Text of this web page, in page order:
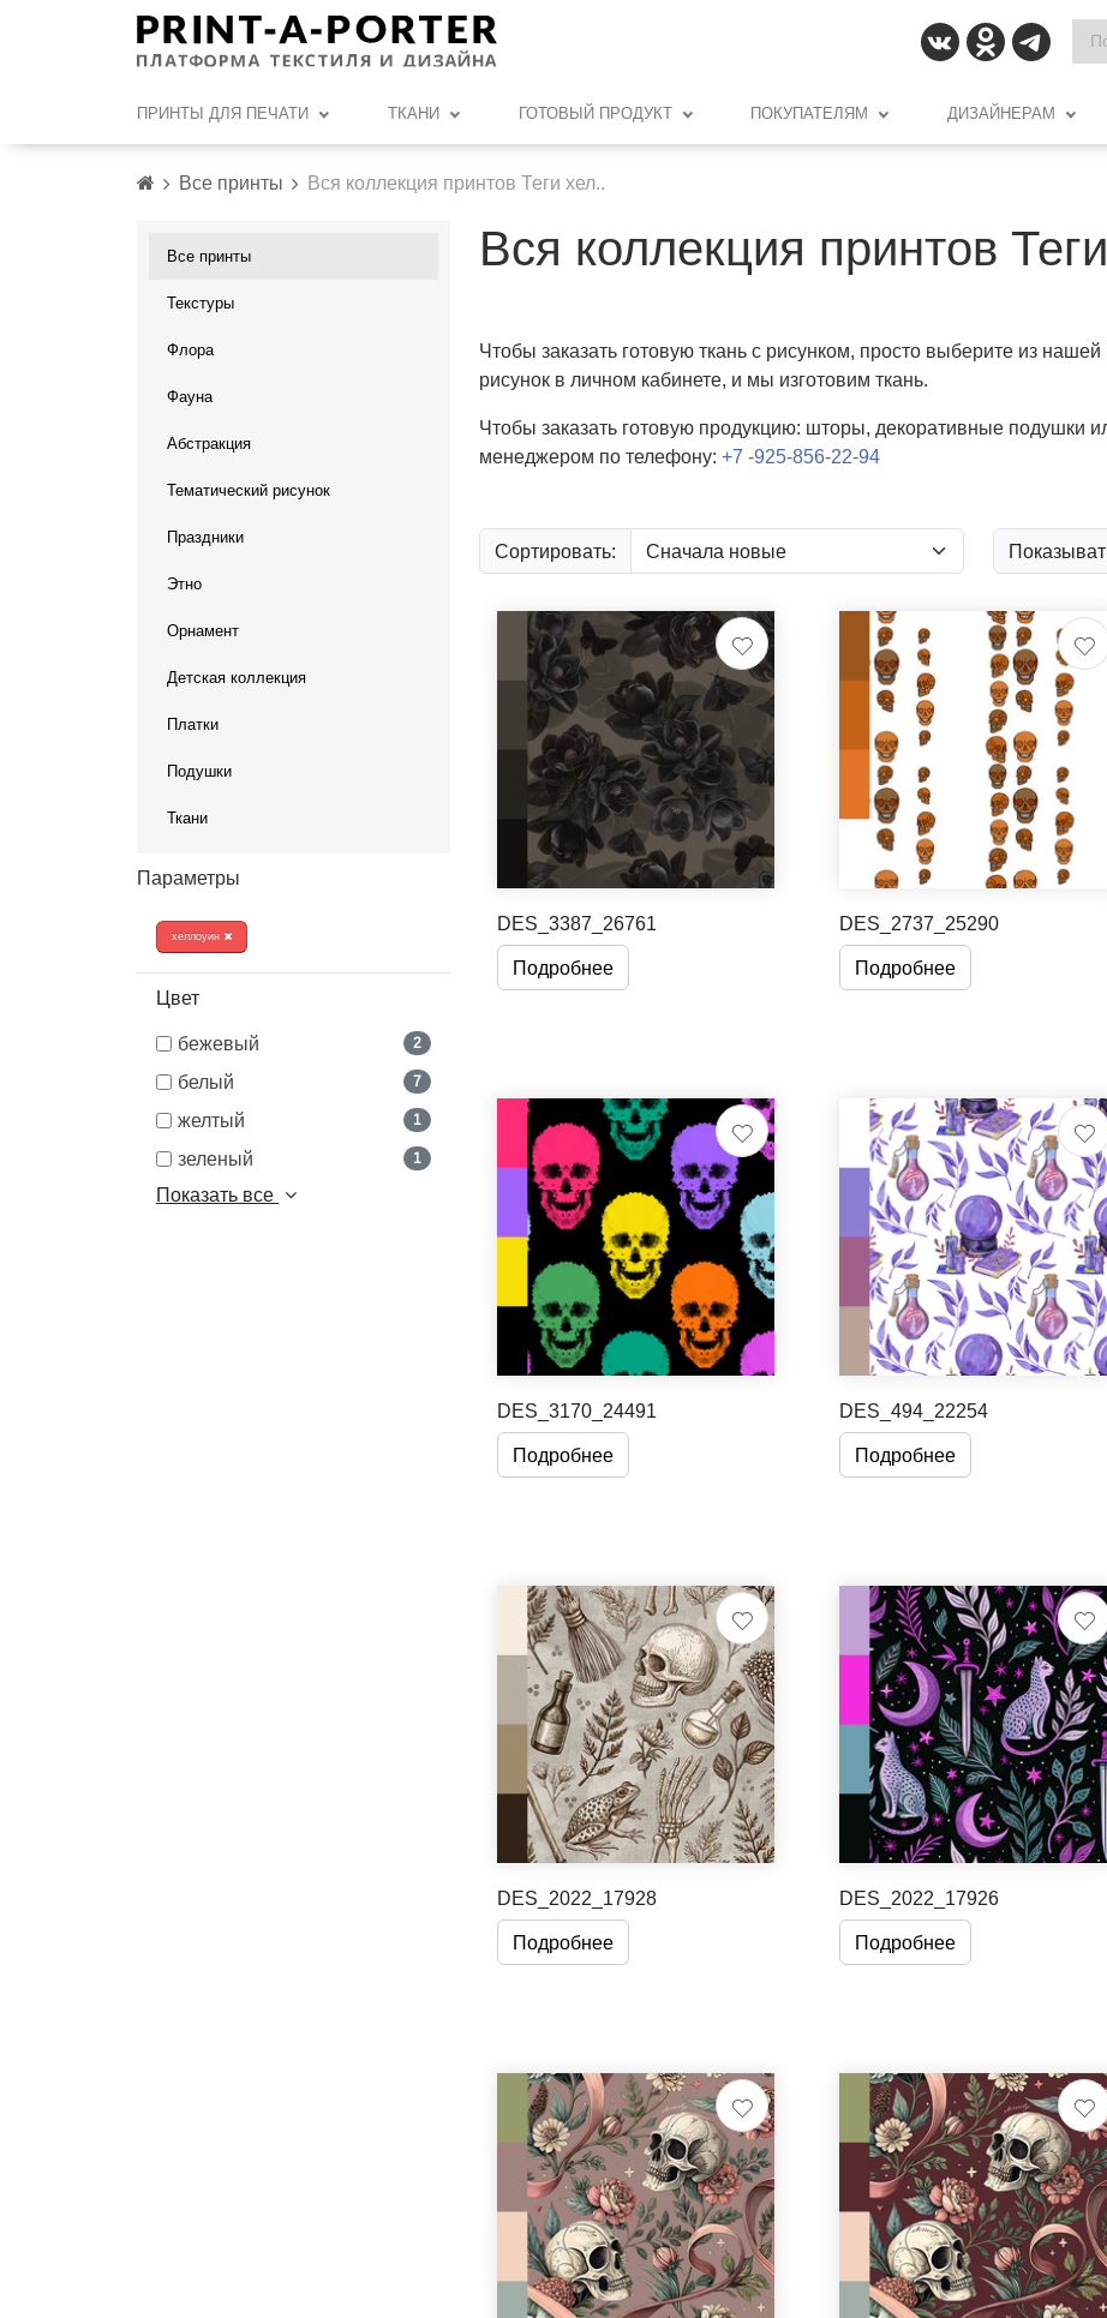
ПРИНТЫ ДЛЯ ПЕЧАТИ ТКАНИ ГОТОВЫЙ ПРОДУКТ ПОКУПАТЕЛЯМ ДИЗАЙНЕРАМ
Все принты Вся коллекция принтов Теги хел..
Все принты
Текстуры
Флора
Фауна
Абстракция
Тематический рисунок
Праздники
Этно
Орнамент
Детская коллекция
Платки
Подушки
Ткани
Параметры
хеллоуин
Цвет
бежевый 2
белый 7
желтый 1
зеленый 1
Показать все
Вся коллекция принтов
Чтобы заказать готовую ткань с рисунком, просто выберите из нашей
рисунок в личном кабинете, и мы изготовим ткань.
Чтобы заказать готовую продукцию: шторы, декоративные подушки
менеджером по телефону: +7 -925-856-22-94
Сортировать:
DES_3387_26761
Подробнее
DES_2737_25290
Подробнее
DES_3170_24491
Подробнее
DES_494_22254
Подробнее
DES_2022_17928
Подробнее
DES_2022_17926
Подробнее